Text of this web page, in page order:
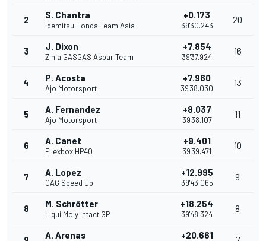
2 S. Chantra
Idemitsu Honda Team Asia
+0.173
39'30.243
20
3 J. Dixon
Zinia GASGAS Aspar Team
+7.854
39'37.924
16
4 P. Acosta
Ajo Motorsport
+7.960
39'38.030
13
5 A. Fernandez
Ajo Motorsport
+8.037
39'38.107
11
6 A. Canet
Fl exbox HP40
+9.401
39'39.471
10
7 A. Lopez
CAG Speed Up
+12.995
39'43.065
9
8 M. Schrötter
Liqui Moly Intact GP
+18.254
39'48.324
8
A. Arenas +20.661